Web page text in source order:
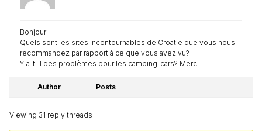
Bonjour
Quels sont les sites incontournables de Croatie que vous nous
recommandez par rapport à ce que vous avez vu?
Y a-t-il des problèmes pour les camping-cars? Merci
Author Posts
Viewing 31 reply threads